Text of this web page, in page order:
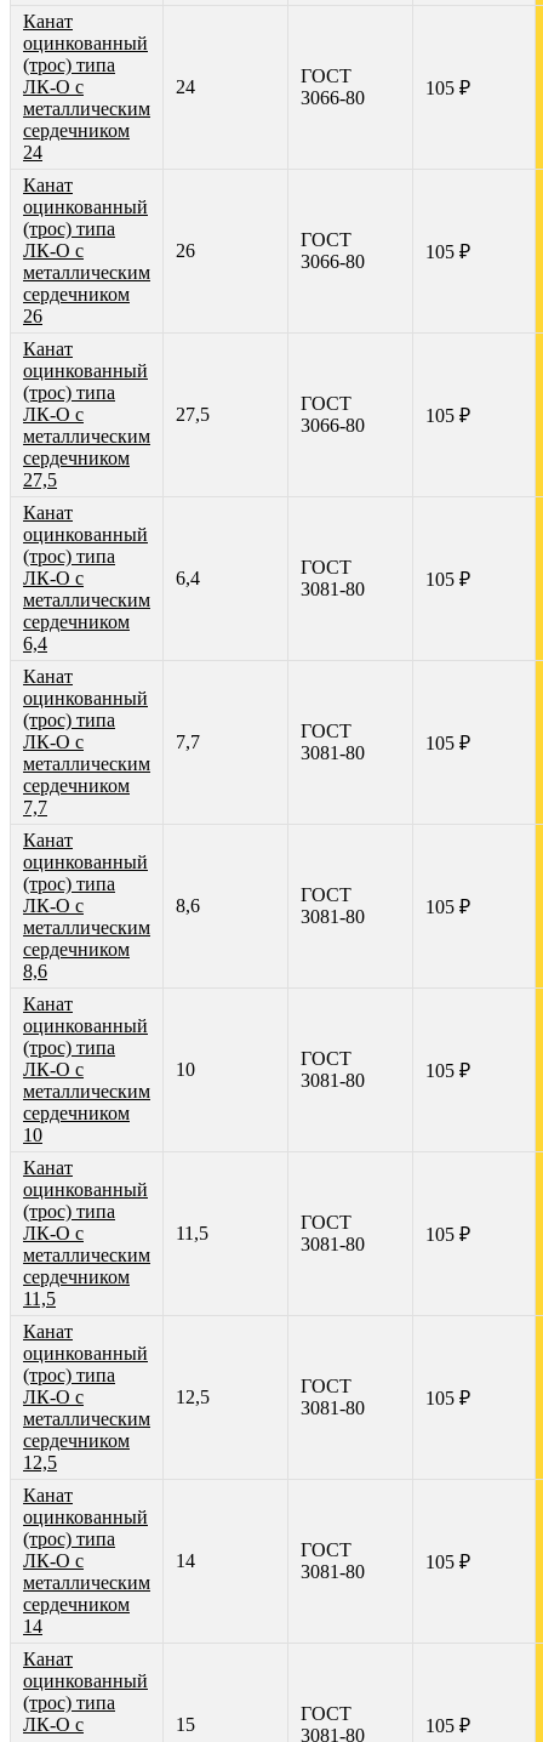
Канат
оцинкованный
(трос) типа
ЛК-О с
металлическим
сердечником
24
24
ГОСТ
3066-80
105 ₽
Канат
оцинкованный
(трос) типа
ЛК-О с
металлическим
сердечником
26
26
ГОСТ
3066-80
105 ₽
Канат
оцинкованный
(трос) типа
ЛК-О с
металлическим
сердечником
27,5
27,5
ГОСТ
3066-80
105 ₽
Канат
оцинкованный
(трос) типа
ЛК-О с
металлическим
сердечником
6,4
6,4
ГОСТ
3081-80
105 ₽
Канат
оцинкованный
(трос) типа
ЛК-О с
металлическим
сердечником
7,7
7,7
ГОСТ
3081-80
105 ₽
Канат
оцинкованный
(трос) типа
ЛК-О с
металлическим
сердечником
8,6
8,6
ГОСТ
3081-80
105 ₽
Канат
оцинкованный
(трос) типа
ЛК-О с
металлическим
сердечником
10
10
ГОСТ
3081-80
105 ₽
Канат
оцинкованный
(трос) типа
ЛК-О с
металлическим
сердечником
11,5
11,5
ГОСТ
3081-80
105 ₽
Канат
оцинкованный
(трос) типа
ЛК-О с
металлическим
сердечником
12,5
12,5
ГОСТ
3081-80
105 ₽
Канат
оцинкованный
(трос) типа
ЛК-О с
металлическим
сердечником
14
14
ГОСТ
3081-80
105 ₽
Канат
оцинкованный
(трос) типа
ЛК-О с
15
ГОСТ
3081-80
105 ₽